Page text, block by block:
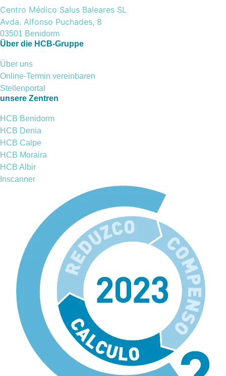
Centro Médico Salus Baleares SL
Avda. Alfonso Puchades, 8
03501 Benidorm
Über die HCB-Gruppe
Über uns
Online-Termin vereinbaren
Stellenportal
unsere Zentren
HCB Benidorm
HCB Denia
HCB Calpe
HCB Moraira
HCB Albir
Inscanner